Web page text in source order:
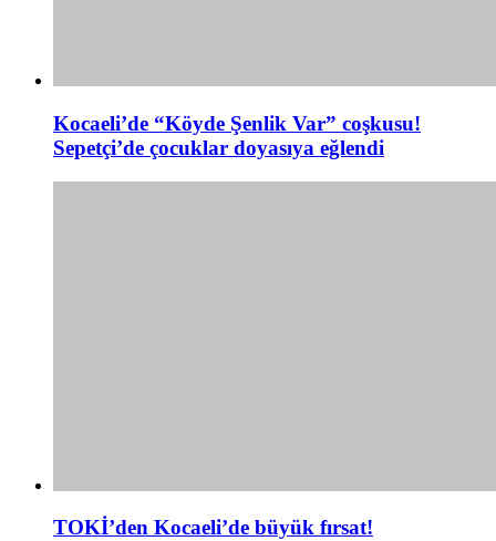
Kocaeli’de “Köyde Şenlik Var” coşkusu!
Sepetçi’de çocuklar doyasıya eğlendi
TOKİ’den Kocaeli’de büyük fırsat!